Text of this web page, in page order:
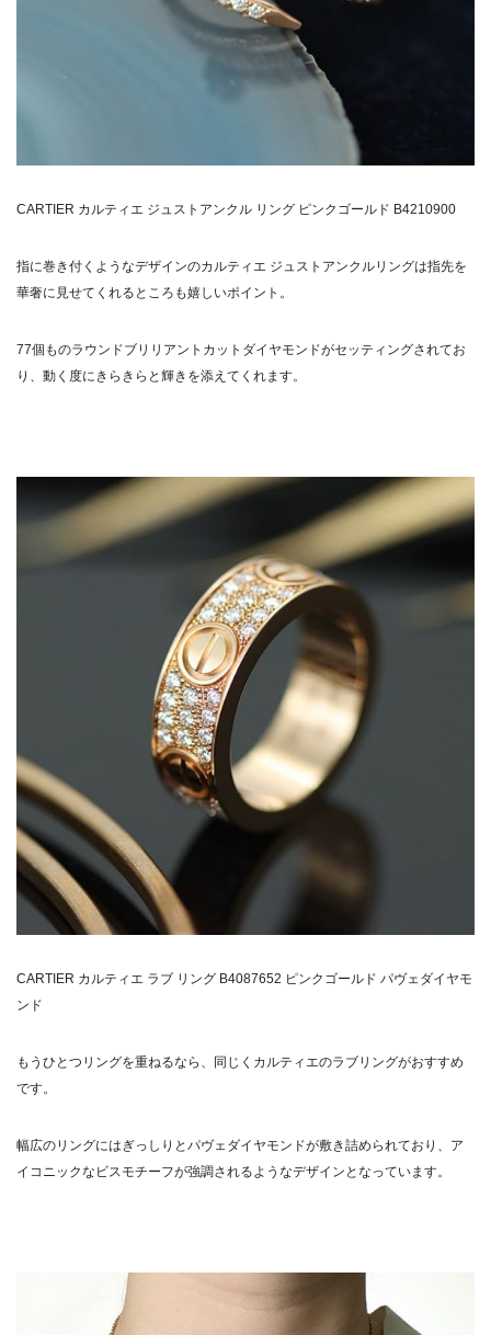
CARTIER カルティエ ジュストアンクル リング ピンクゴールド B4210900
指に巻き付くようなデザインのカルティエ ジュストアンクルリングは指先を
華奢に見せてくれるところも嬉しいポイント。
77個ものラウンドブリリアントカットダイヤモンドがセッティングされてお
り、動く度にきらきらと輝きを添えてくれます。
CARTIER カルティエ ラブ リング B4087652 ピンクゴールド パヴェダイヤモ
ンド
もうひとつリングを重ねるなら、同じくカルティエのラブリングがおすすめ
です。
幅広のリングにはぎっしりとパヴェダイヤモンドが敷き詰められており、ア
イコニックなビスモチーフが強調されるようなデザインとなっています。